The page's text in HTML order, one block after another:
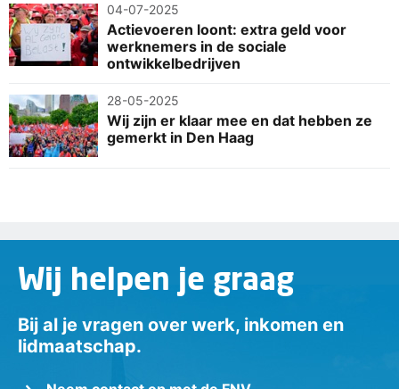
04-07-2025
Actievoeren loont: extra geld voor
werknemers in de sociale
ontwikkelbedrijven
28-05-2025
Wij zijn er klaar mee en dat hebben ze
gemerkt in Den Haag
Wij helpen je graag
Bij al je vragen over werk, inkomen en
lidmaatschap.